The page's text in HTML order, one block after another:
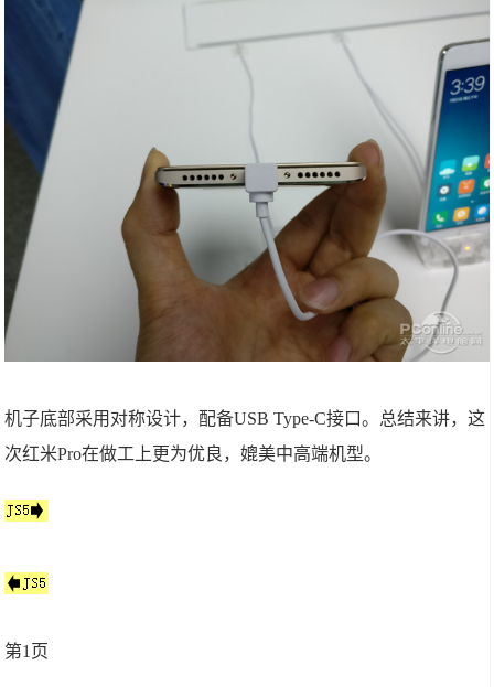
机子底部采用对称设计，配备USB Type-C接口。总结来讲，这
次红米Pro在做工上更为优良，媲美中高端机型。
第1页